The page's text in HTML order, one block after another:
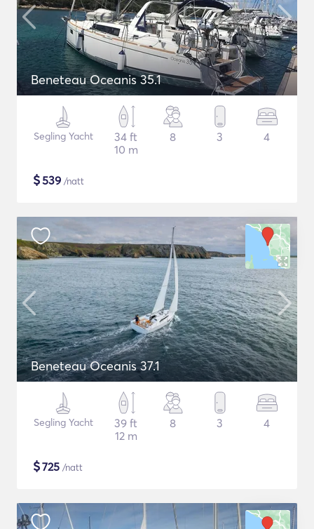
Beneteau Oceanis 35.1
Segling Yacht
34 ft
10 m
8 3 4
$539 /natt
Beneteau Oceanis 37.1
Segling Yacht
39 ft
12 m
8 3 4
$725 /natt